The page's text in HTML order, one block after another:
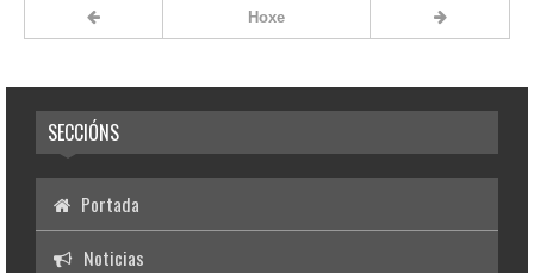
Hoxe
SECCIÓNS
Portada
Noticias